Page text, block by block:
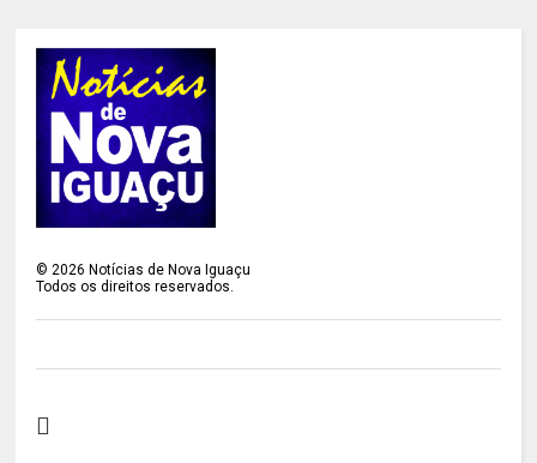
©2026 Notícias de Nova Iguaçu
Todos os direitos reservados.